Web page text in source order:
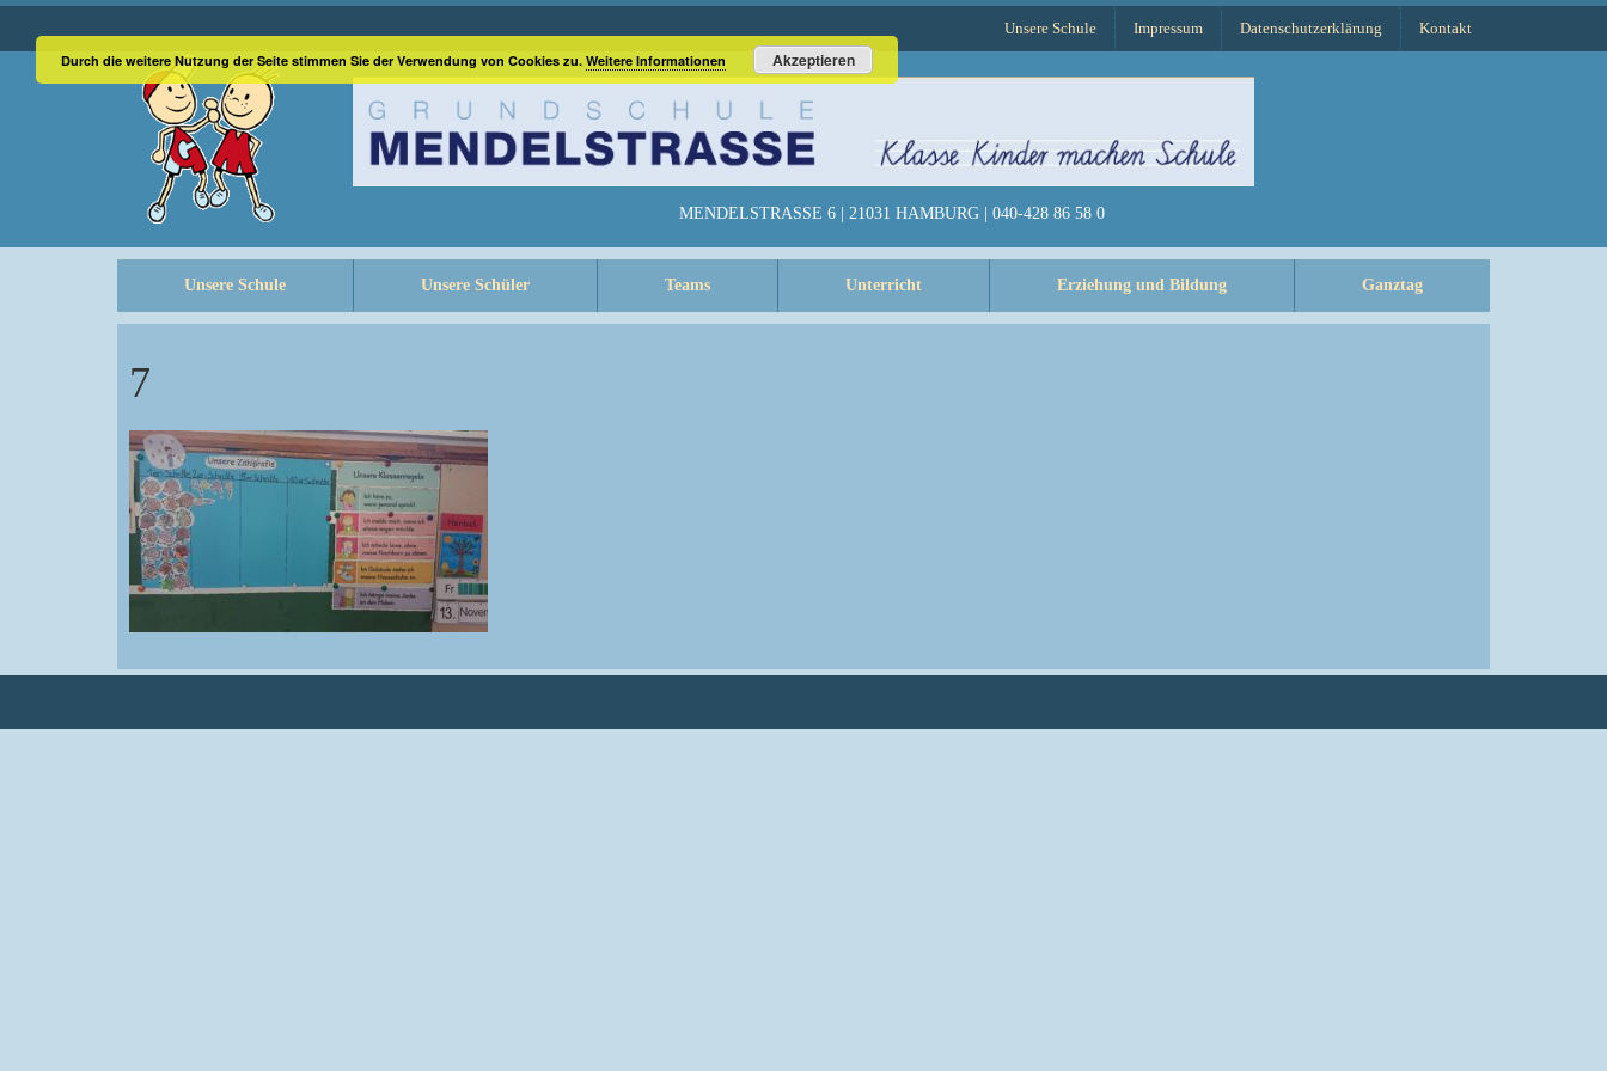
Unsere Schule Impressum Datenschutzerklärung Kontakt
MENDELSTRASSE 6 | 21031 HAMBURG | 040-428 86 58 0
Unsere Schule Unsere Schüler Teams Unterricht Erziehung und Bildung Ganztag
7
Durch die weitere Nutzung der Seite stimmen Sie der Verwendung von Cookies zu. Weitere Informationen Akzeptieren